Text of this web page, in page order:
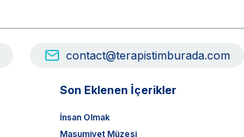
contact@terapistimburada.com
Son Eklenen İçerikler
İnsan Olmak
Masumiyet Müzesi